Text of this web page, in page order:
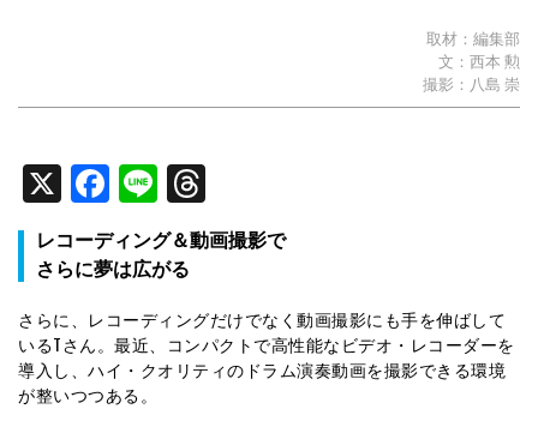
取材：編集部
文：西本 勲
撮影：八島 崇
X Facebook
Line
レコーディング＆動画撮影で
さらに夢は広がる
さらに、レコーディングだけでなく動画撮影にも手を伸ばして
いるTさん。最近、コンパクトで高性能なビデオ・レコーダーを
導入し、ハイ・クオリティのドラム演奏動画を撮影できる環境
が整いつつある。